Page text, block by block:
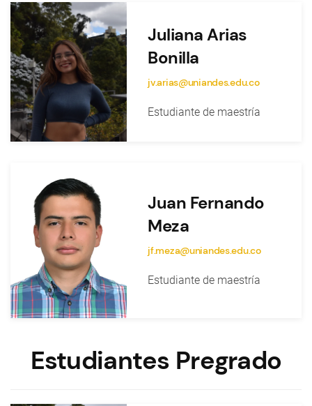
Juliana Arias
Bonilla
jv.arias@uniandes.edu.co
Estudiante de maestría
Juan Fernando
Meza
jf.meza@uniandes.edu.co
Estudiante de maestría
Estudiantes Pregrado